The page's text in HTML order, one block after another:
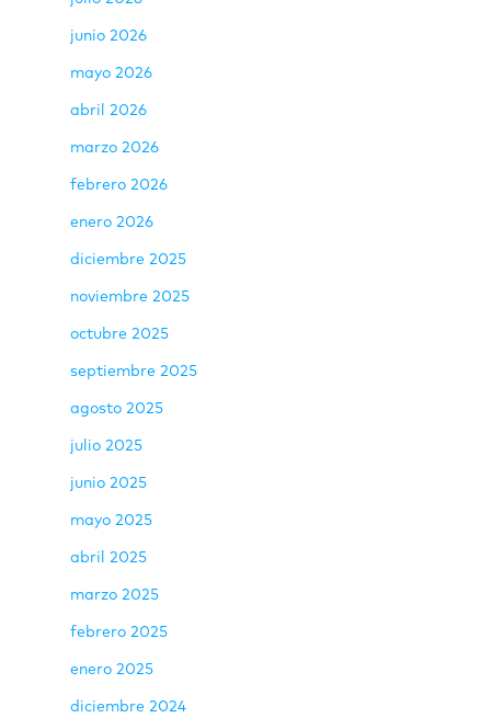
junio 2026
mayo 2026
abril 2026
marzo 2026
febrero 2026
enero 2026
diciembre 2025
noviembre 2025
octubre 2025
septiembre 2025
agosto 2025
julio 2025
junio 2025
mayo 2025
abril 2025
marzo 2025
febrero 2025
enero 2025
diciembre 2024